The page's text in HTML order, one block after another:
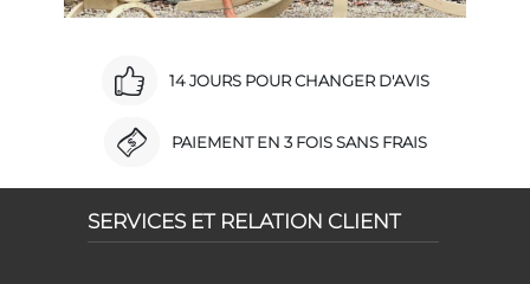
14 JOURS POUR CHANGER D'AVIS
PAIEMENT EN 3 FOIS SANS FRAIS
SERVICES ET RELATION CLIENT